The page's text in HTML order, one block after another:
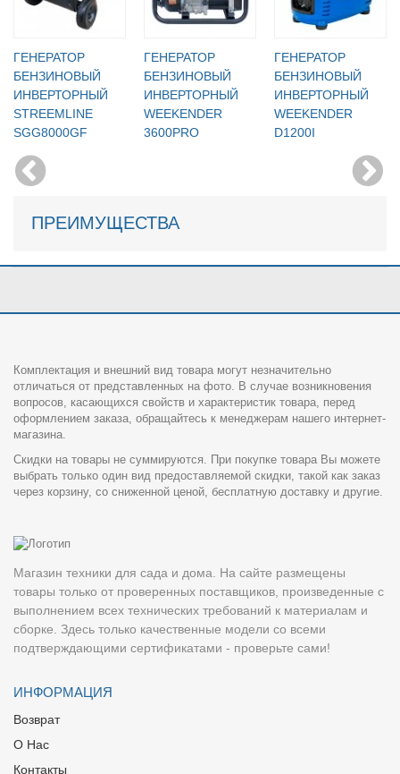
ГЕНЕРАТОР
БЕНЗИНОВЫЙ
ИНВЕРТОРНЫЙ
STREEMLINE
SGG8000GF
ГЕНЕРАТОР
БЕНЗИНОВЫЙ
ИНВЕРТОРНЫЙ
WEEKENDER
3600PRO
ГЕНЕРАТОР
БЕНЗИНОВЫЙ
ИНВЕРТОРНЫЙ
WEEKENDER
D1200I
ПРЕИМУЩЕСТВА
Комплектация и внешний вид товара могут незначительно
отличаться от представленных на фото. В случае возникновения
вопросов, касающихся свойств и характеристик товара, перед
оформлением заказа, обращайтесь к менеджерам нашего интернет-
магазина.
Скидки на товары не суммируются. При покупке товара Вы можете
выбрать только один вид предоставляемой скидки, такой как заказ
через корзину, со сниженной ценой, бесплатную доставку и другие.
Магазин техники для сада и дома. На сайте размещены
товары только от проверенных поставщиков, произведенные с
выполнением всех технических требований к материалам и
сборке. Здесь только качественные модели со всеми
подтверждающими сертификатами - проверьте сами!
ИНФОРМАЦИЯ
Возврат
О Нас
Контакты